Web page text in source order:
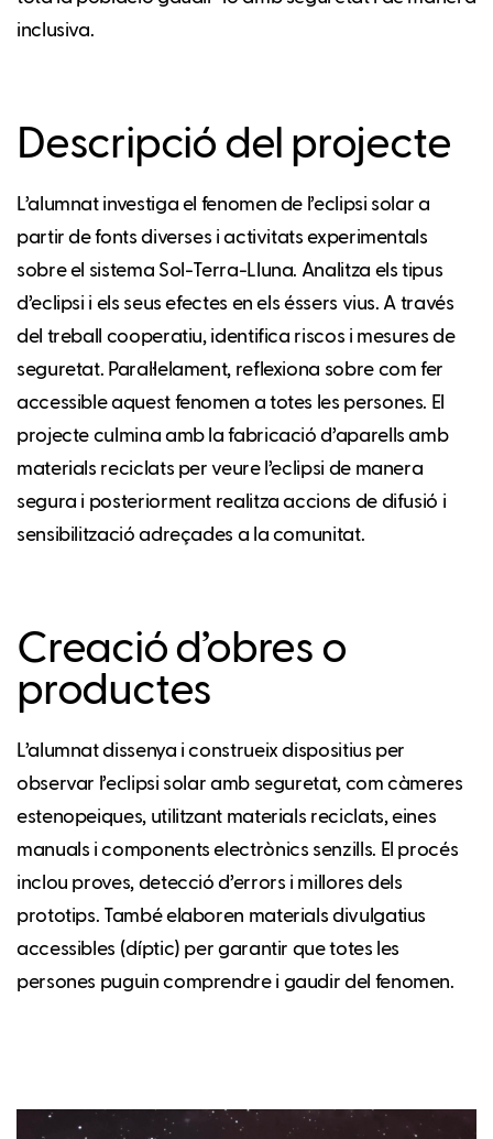
inclusiva.
Descripció del projecte
L’alumnat investiga el fenomen de l’eclipsi solar a
partir de fonts diverses i activitats experimentals
sobre el sistema Sol-Terra-Lluna. Analitza els tipus
d’eclipsi i els seus efectes en els éssers vius. A través
del treball cooperatiu, identifica riscos i mesures de
seguretat. Paral·lelament, reflexiona sobre com fer
accessible aquest fenomen a totes les persones. El
projecte culmina amb la fabricació d’aparells amb
materials reciclats per veure l’eclipsi de manera
segura i posteriorment realitza accions de difusió i
sensibilització adreçades a la comunitat.
Creació d’obres o
productes
L’alumnat dissenya i construeix dispositius per
observar l’eclipsi solar amb seguretat, com càmeres
estenopeiques, utilitzant materials reciclats, eines
manuals i components electrònics senzills. El procés
inclou proves, detecció d’errors i millores dels
prototips. També elaboren materials divulgatius
accessibles (díptic) per garantir que totes les
persones puguin comprendre i gaudir del fenomen.